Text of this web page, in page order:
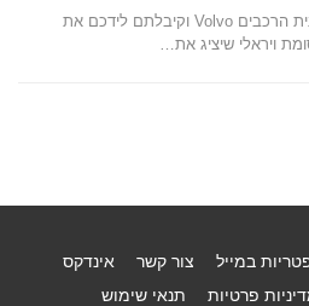
נניח ואתם אנשי הפרסום של יצרנית הרכבים Volvo וקיבלתם לידכם את
ויראלי שיציג את…
במייל צור קשר
אינדקס
פרטיות
תנאי שימוש